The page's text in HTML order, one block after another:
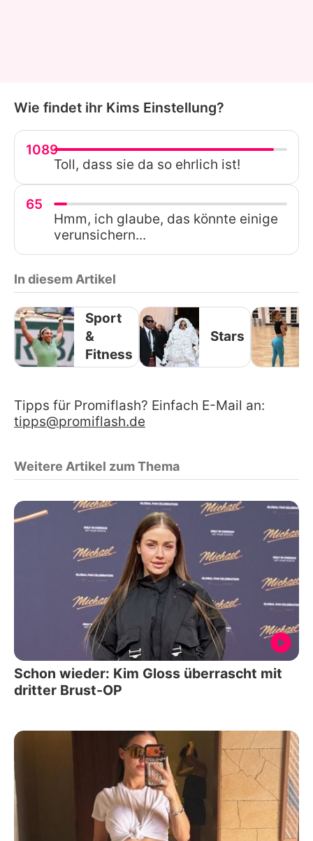
Wie findet ihr Kims Einstellung?
1089
Toll, dass sie da so ehrlich ist!
65
Hmm, ich glaube, das könnte einige
verunsichern...
In diesem Artikel
Sport
&
Fitness
Stars
Tipps für Promiflash? Einfach E-Mail an:
tipps@promiflash.de
Weitere Artikel zum Thema
Schon wieder: Kim Gloss überrascht mit
dritter Brust-OP